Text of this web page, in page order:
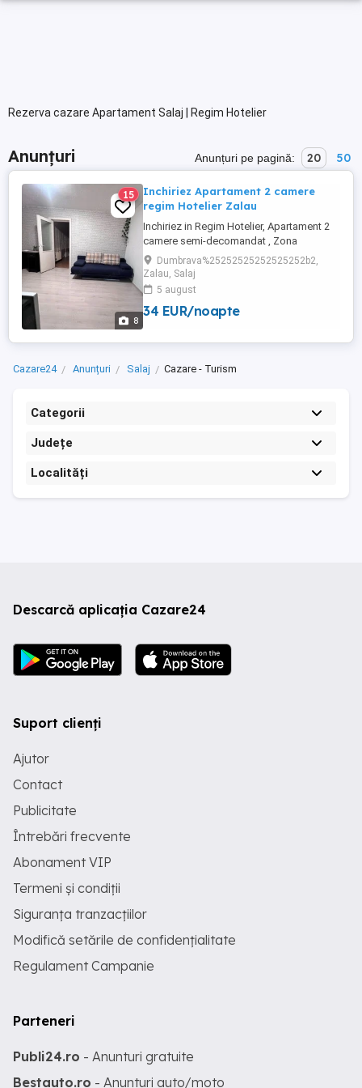
Rezerva cazare Apartament Salaj | Regim Hotelier
Anunțuri Anunțuri pe pagină: 20 50
8
15
Inchiriez Apartament 2 camere
regim Hotelier Zalau
Inchiriez in Regim Hotelier, Apartament 2
camere semi-decomandat , Zona
Dumbrava 2 , str Pietris , Zalau In imediata
apropiere a Spitalului Judetean Are toate
utilitatile, dispune de toate cele necesare
pentru igiena (sapun,gel de dus,prosoape
curate etc) Garantam ca va cazati intr-un
Dumbrava%25252525252525252b2,
Zalau, Salaj
5 august
34 EUR/noapte
Cazare24 Anunțuri Salaj Cazare - Turism
Categorii
Județe
Localități
Descarcă aplicația Cazare24
Suport clienți
Ajutor
Contact
Publicitate
Întrebări frecvente
Abonament VIP
Termeni și condiții
Siguranța tranzacțiilor
Modifică setările de confidențialitate
Regulament Campanie
Parteneri
Publi24.ro - Anunturi gratuite
Bestauto.ro - Anunturi auto/moto